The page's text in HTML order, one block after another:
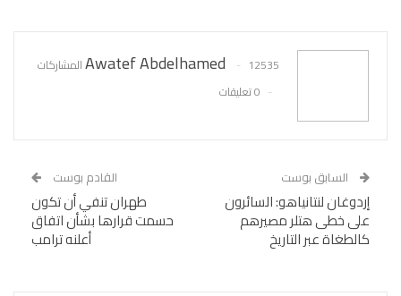
Awatef Abdelhamed
12535 المشاركات
0 تعليقات
السابق بوست
إردوغان لنتانياهو: السائرون
على خطى هتلر مصيرهم
كالطغاة عبر التاريخ
القادم بوست
طهران تنفي أن تكون
حسمت قرارها بشأن اتفاق
أعلنه ترامب